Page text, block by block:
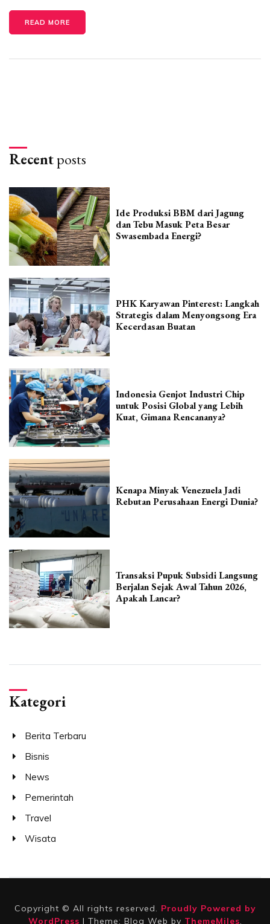
READ MORE
Recentposts
Ide Produksi BBM dari Jagung
dan Tebu Masuk Peta Besar
Swasembada Energi?
PHK Karyawan Pinterest: Langkah
Strategis dalam Menyongsong Era
Kecerdasan Buatan
Indonesia Genjot Industri Chip
untuk Posisi Global yang Lebih
Kuat, Gimana Rencananya?
Kenapa Minyak Venezuela Jadi
Rebutan Perusahaan Energi Dunia?
Transaksi Pupuk Subsidi Langsung
Berjalan Sejak Awal Tahun 2026,
Apakah Lancar?
Kategori
Berita Terbaru
Bisnis
News
Pemerintah
Travel
Wisata
Copyright © All rights reserved. Proudly Powered by
WordPress | Theme: Blog Web by ThemeMiles.